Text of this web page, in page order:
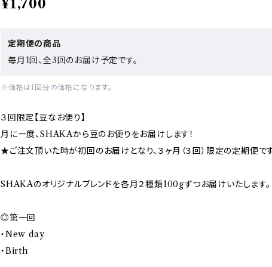
¥1,700
定期便の商品
毎月1回、全3回のお届け予定です。
※価格は1回分の価格になります。
３回限定【豆なお便り】
月に一度、SHAKAから豆のお便りをお届けします！
★ご注文頂いた時が初回のお届けとなり、３ヶ月（３回）限定の定期便で
SHAKAのオリジナルブレンドを各月２種類100gずつお届けいたします。
◎第一回
・New day
・Birth